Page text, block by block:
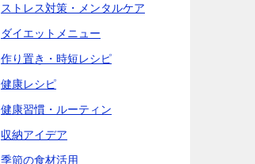
ストレス対策・メンタルケア
ダイエットメニュー
作り置き・時短レシピ
健康レシピ
健康習慣・ルーティン
収納アイデア
季節の食材活用